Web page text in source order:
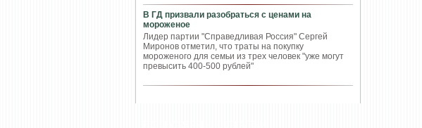
В ГД призвали разобраться с ценами на
мороженое
Лидер партии "Справедливая Россия" Сергей
Миронов отметил, что траты на покупку
мороженого для семьи из трех человек "уже могут
превысить 400-500 рублей"